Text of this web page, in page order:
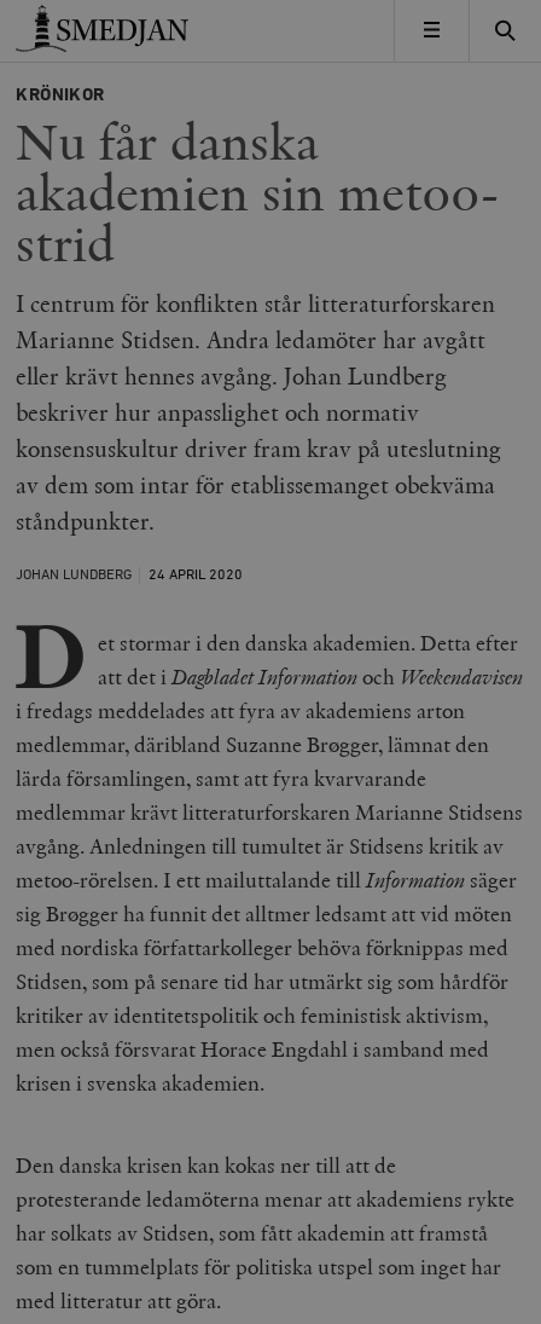
Timbro
MENY
KRÖNIKOR
Nu får danska
akademien sin metoo-
strid
I centrum för konflikten står litteraturforskaren
Marianne Stidsen. Andra ledamöter har avgått
eller krävt hennes avgång. Johan Lundberg
beskriver hur anpasslighet och normativ
konsensuskultur driver fram krav på uteslutning
av dem som intar för etablissemanget obekväma
ståndpunkter.
JOHAN LUNDBERG 24 APRIL 2020
D et stormar i den danska akademien. Detta efter
att det iDagbladet InformationochWeekendavisen
i fredags meddelades att fyra av akademiens arton
medlemmar, däribland Suzanne Brøgger, lämnat den
lärda församlingen, samt att fyra kvarvarande
medlemmar krävt litteraturforskaren Marianne Stidsens
avgång. Anledningen till tumultet är Stidsens kritik av
metoo-rörelsen. I ett mailuttalande tillInformation säger
sig Brøgger ha funnit det alltmer ledsamt att vid möten
med nordiska författarkolleger behöva förknippas med
Stidsen, som på senare tid har utmärkt sig som hårdför
kritiker av identitetspolitik och feministisk aktivism,
men också försvarat Horace Engdahl i samband med
krisen i svenska akademien.
Den danska krisen kan kokas ner till att de
protesterande ledamöterna menar att akademiens rykte
har solkats av Stidsen, som fått akademin att framstå
som en tummelplats för politiska utspel som inget har
med litteratur att göra.